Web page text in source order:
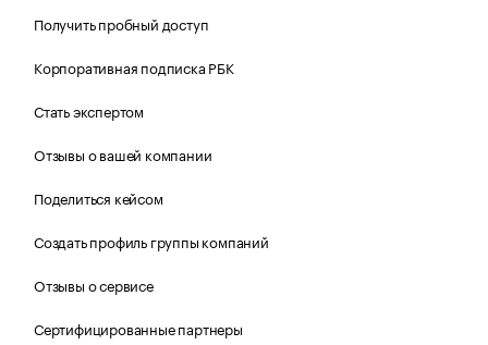
Получить пробный доступ
Корпоративная подписка РБК
Стать экспертом
Отзывы о вашей компании
Поделиться кейсом
Создать профиль группы компаний
Отзывы о сервисе
Сертифицированные партнеры